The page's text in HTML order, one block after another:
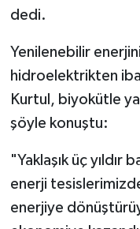
dedi.
Yenilenebilir
hidroelektrikten
Kurtul, biyokütle
şöyle konuştu:
"Yaklaşık üç
enerji
enerjiye